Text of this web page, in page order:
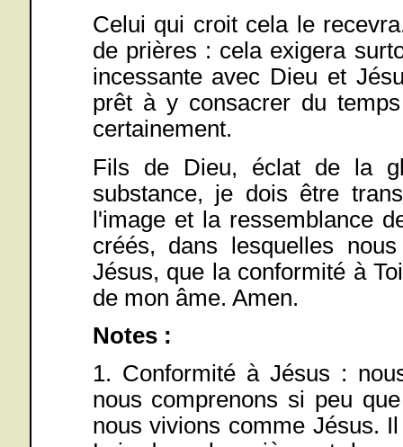
Celui qui croit cela le
de prières : cela exigera
incessante avec Dieu et
prêt à y consacrer du
certainement.
Fils de Dieu, éclat de la
substance, je dois être
l'image et la ressemblance
créés, dans lesquelles
Jésus, que la conformité à
de mon âme. Amen.
Notes :
1. Conformité à Jésus :
nous comprenons si peu
nous vivions comme Jésus.